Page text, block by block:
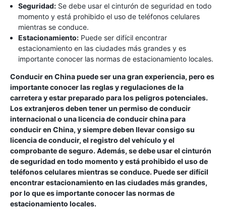
Seguridad: Se debe usar el cinturón de seguridad en todo
momento y está prohibido el uso de teléfonos celulares
mientras se conduce.
Estacionamiento: Puede ser difícil encontrar
estacionamiento en las ciudades más grandes y es
importante conocer las normas de estacionamiento locales.
Conducir en China puede ser una gran experiencia, pero es
importante conocer las reglas y regulaciones de la
carretera y estar preparado para los peligros potenciales.
Los extranjeros deben tener un permiso de conducir
internacional o una licencia de conducir china para
conducir en China, y siempre deben llevar consigo su
licencia de conducir, el registro del vehículo y el
comprobante de seguro. Además, se debe usar el cinturón
de seguridad en todo momento y está prohibido el uso de
teléfonos celulares mientras se conduce. Puede ser difícil
encontrar estacionamiento en las ciudades más grandes,
por lo que es importante conocer las normas de
estacionamiento locales.